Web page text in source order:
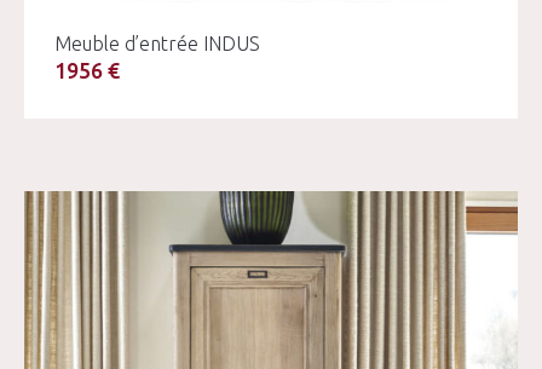
Meuble d’entrée INDUS
1956 €